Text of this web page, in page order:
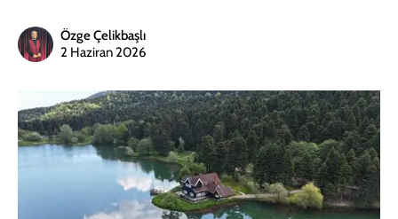
Özge Çelikbaşlı
2 Haziran 2026